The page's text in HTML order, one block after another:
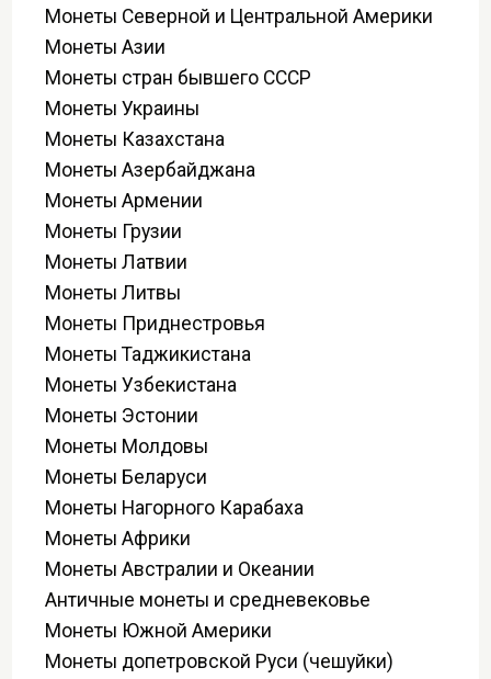
Монеты Северной и Центральной Америки
Монеты Азии
Монеты стран бывшего СССР
Монеты Украины
Монеты Казахстана
Монеты Азербайджана
Монеты Армении
Монеты Грузии
Монеты Латвии
Монеты Литвы
Монеты Приднестровья
Монеты Таджикистана
Монеты Узбекистана
Монеты Эстонии
Монеты Молдовы
Монеты Беларуси
Монеты Нагорного Карабаха
Монеты Африки
Монеты Австралии и Океании
Античные монеты и средневековье
Монеты Южной Америки
Монеты допетровской Руси (чешуйки)